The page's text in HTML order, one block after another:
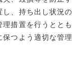
し、持ち出し状況の
措置を行うととも
つよう適切な管理